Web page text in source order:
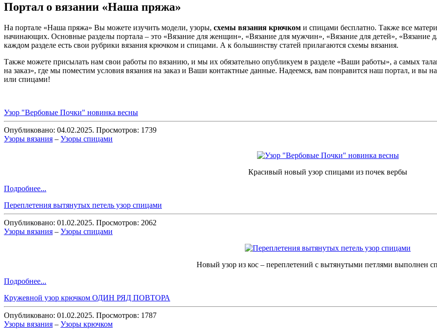
Портал о вязании «Наша пряжа»
На портале «Наша пряжа» Вы можете изучить модели, узоры, схемы вязания крючком и спицами бесплатно. Также все
начинающих. Основные разделы портала – это «Вязание для женщин», «Вязание для мужчин», «Вязание для детей», «Вязание
каждом разделе есть свои рубрики вязания крючком и спицами. А к большинству статей прилагаются схемы вязания.
Также можете присылать нам свои работы по вязанию, и мы их обязательно опубликуем в разделе «Ваши работы», а самых
на заказ», где мы поместим условия вязания на заказ и Ваши контактные данные. Надеемся, вам понравится наш портал, и
или спицами!
Узор "Вербовые Почки" новинка весны
Опубликовано: 04.02.2025. Просмотров: 1739
Узоры вязания – Узоры спицами
Красивый новый узор спицами из почек вербы
Подробнее...
Переплетения вытянутых петель узор спицами
Опубликовано: 01.02.2025. Просмотров: 2062
Узоры вязания – Узоры спицами
Новый узор из кос – переплетений с вытянутыми петлями выполнен
Подробнее...
Кружевной узор крючком ОДИН РЯД ПОВТОРА
Опубликовано: 01.02.2025. Просмотров: 1787
Узоры вязания – Узоры крючком